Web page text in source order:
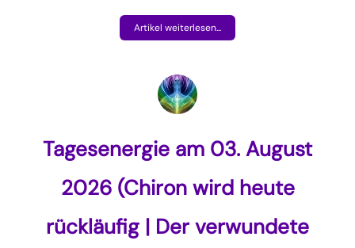
Artikel weiterlesen...
Tagesenergie am 03. August
2026 (Chiron wird heute
rückläufig | Der verwundete